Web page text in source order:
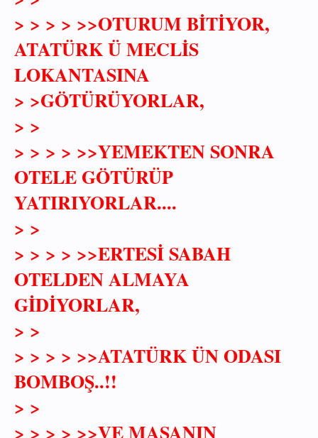
> > > > >>OTURUM BİTİYOR,
ATATÜRK Ü MECLİS
LOKANTASINA
> >GÖTÜRÜYORLAR,
> >
> > > > >>YEMEKTEN SONRA
OTELE GÖTÜRÜP
YATIRIYORLAR....
> >
> > > > >>ERTESİ SABAH
OTELDEN ALMAYA
GİDİYORLAR,
> >
> > > > >>ATATÜRK ÜN ODASI
BOMBOŞ..!!
> >
> > > > >>VE MASANIN